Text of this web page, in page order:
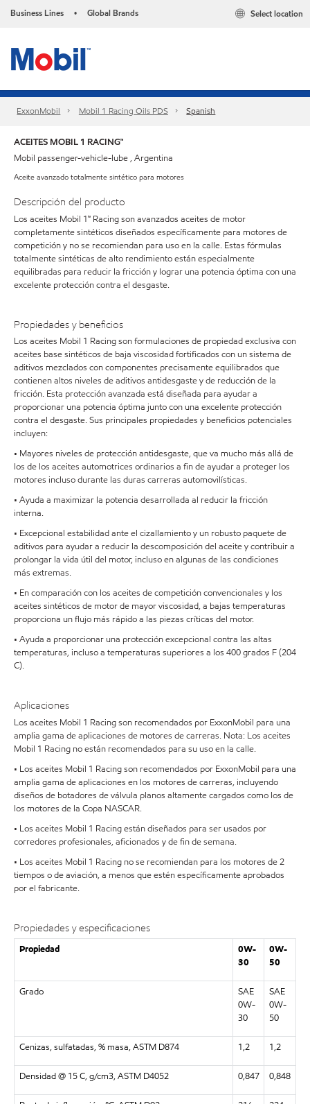
Business Lines • Global Brands Select location
ExxonMobil Mobil 1 Racing Oils PDS Spanish
ACEITES MOBIL 1 RACING™
Mobil passenger-vehicle-lube , Argentina
Aceite avanzado totalmente sintético para motores
Descripción del producto
Los aceites Mobil 1™ Racing son avanzados aceites de motor
completamente sintéticos diseñados específicamente para motores de
competición y no se recomiendan para uso en la calle. Estas fórmulas
totalmente sintéticas de alto rendimiento están especialmente
equilibradas para reducir la fricción y lograr una potencia óptima con una
excelente protección contra el desgaste.
Propiedades y beneficios
Los aceites Mobil 1 Racing son formulaciones de propiedad exclusiva con
aceites base sintéticos de baja viscosidad fortificados con un sistema de
aditivos mezclados con componentes precisamente equilibrados que
contienen altos niveles de aditivos antidesgaste y de reducción de la
fricción. Esta protección avanzada está diseñada para ayudar a
proporcionar una potencia óptima junto con una excelente protección
contra el desgaste. Sus principales propiedades y beneficios potenciales
incluyen:
• Mayores niveles de protección antidesgaste, que va mucho más allá de
los de los aceites automotrices ordinarios a fin de ayudar a proteger los
motores incluso durante las duras carreras automovilísticas.
• Ayuda a maximizar la potencia desarrollada al reducir la fricción
interna.
• Excepcional estabilidad ante el cizallamiento y un robusto paquete de
aditivos para ayudar a reducir la descomposición del aceite y contribuir a
prolongar la vida útil del motor, incluso en algunas de las condiciones
más extremas.
• En comparación con los aceites de competición convencionales y los
aceites sintéticos de motor de mayor viscosidad, a bajas temperaturas
proporciona un flujo más rápido a las piezas críticas del motor.
• Ayuda a proporcionar una protección excepcional contra las altas
temperaturas, incluso a temperaturas superiores a los 400 grados F (204
C).
Aplicaciones
Los aceites Mobil 1 Racing son recomendados por ExxonMobil para una
amplia gama de aplicaciones de motores de carreras. Nota: Los aceites
Mobil 1 Racing no están recomendados para su uso en la calle.
• Los aceites Mobil 1 Racing son recomendados por ExxonMobil para una
amplia gama de aplicaciones en los motores de carreras, incluyendo
diseños de botadores de válvula planos altamente cargados como los de
los motores de la Copa NASCAR.
• Los aceites Mobil 1 Racing están diseñados para ser usados por
corredores profesionales, aficionados y de fin de semana.
• Los aceites Mobil 1 Racing no se recomiendan para los motores de 2
tiempos o de aviación, a menos que estén específicamente aprobados
por el fabricante.
Propiedades y especificaciones
Propiedad
0W-
30
0W-
50
Grado
SAE
0W-
30
SAE
0W-
50
Cenizas, sulfatadas, % masa, ASTM D874 1,2 1,2
Densidad @ 15 C, g/cm3, ASTM D4052 0,847 0,848